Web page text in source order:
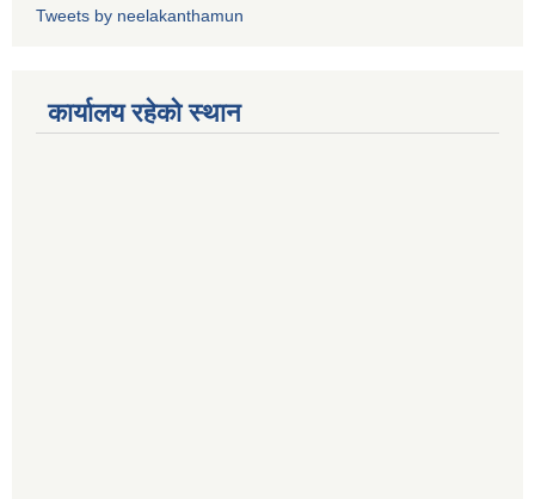
Tweets by neelakanthamun
कार्यालय रहेको स्थान